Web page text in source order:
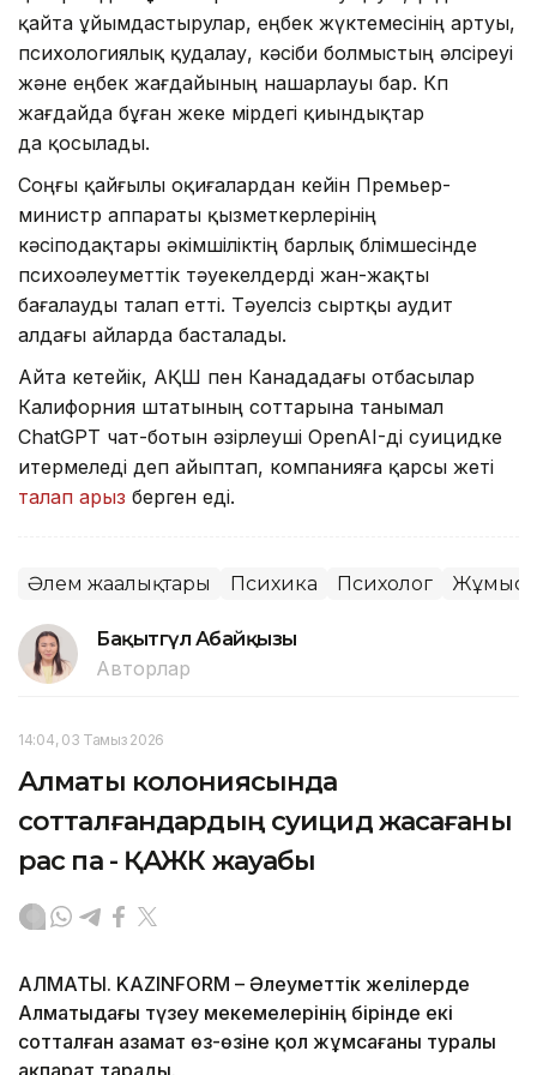
қайта ұйымдастырулар, еңбек жүктемесінің артуы,
психологиялық қудалау, кәсіби болмыстың әлсіреуі
және еңбек жағдайының нашарлауы бар. Көп
жағдайда бұған жеке өмірдегі қиындықтар
да қосылады.
Соңғы қайғылы оқиғалардан кейін Премьер-
министр аппараты қызметкерлерінің
кәсіподақтары әкімшіліктің барлық бөлімшесінде
психоәлеуметтік тәуекелдерді жан-жақты
бағалауды талап етті. Тәуелсіз сыртқы аудит
алдағы айларда басталады.
Айта кетейік, АҚШ пен Канададағы отбасылар
Калифорния штатының соттарына танымал
ChatGPT чат-ботын әзірлеуші OpenAI-ді суицидке
итермеледі деп айыптап, компанияға қарсы жеті
талап арыз берген еді.
Әлем жаңалықтары Психика Психолог
Бақытгүл Абайқызы
Авторлар
14:04, 03 Тамыз 2026
Алматы колониясында
сотталғандардың суицид жасағаны
рас па - ҚАЖК жауабы
АЛМАТЫ. KAZINFORM – Әлеуметтік желілерде
Алматыдағы түзеу мекемелерінің бірінде екі
сотталған азамат өз-өзіне қол жұмсағаны туралы